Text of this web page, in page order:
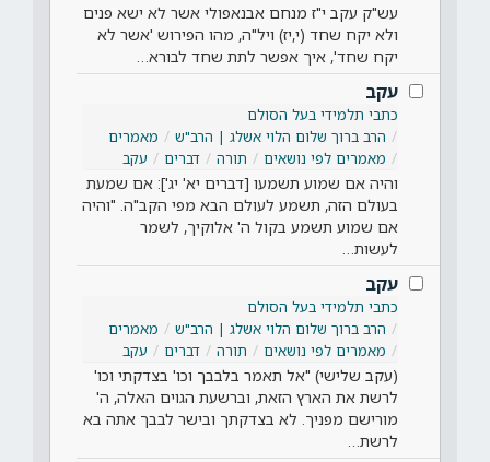
עש"ק עקב י"ז מנחם אבנאפולי אשר לא ישא פנים
ולא יקח שחד (י,יז) ויל"ה, מהו הפירוש 'אשר לא
יקח שחד', איך אפשר לתת שחד לבורא…
עקב
כתבי תלמידי בעל הסולם
הרב ברוך שלום הלוי אשלג | הרב"ש
מאמרים
מאמרים לפי נושאים
תורה דברים עקב
והיה אם שמוע תשמעו [דברים יא' יג']: אם שמעת
בעולם הזה, תשמע לעולם הבא מפי הקב"ה. "והיה
אם שמוע תשמע בקול ה' אלוקיך, לשמר
לעשות…
עקב
כתבי תלמידי בעל הסולם
הרב ברוך שלום הלוי אשלג | הרב"ש
מאמרים
מאמרים לפי נושאים
תורה דברים עקב
(עקב שלישי) "אל תאמר בלבבך וכו' בצדקתי וכו'
לרשת את הארץ הזאת, וברשעת הגוים האלה, ה'
מורישם מפניך. לא בצדקתך ובישר לבבך אתה בא
לרשת…